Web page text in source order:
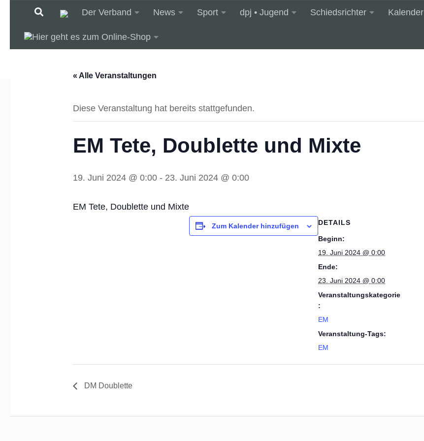
Unter dem InhaltDer Verband News Sport dpj • Jugend Schiedsrichter Kalender
« Alle Veranstaltungen
Diese Veranstaltung hat bereits stattgefunden.
EM Tete, Doublette und Mixte
19. Juni 2024 @ 0:00 - 23. Juni 2024 @ 0:00
EM Tete, Doublette und Mixte
Zum Kalender hinzufügen DETAILS
Beginn:
19. Juni 2024 @ 0:00
Ende:
23. Juni 2024 @ 0:00
Veranstaltungskategorie
:
EM
Veranstaltung-Tags:
EM
DM Doublette